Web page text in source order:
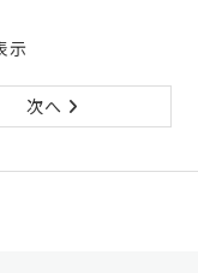
示
次へ